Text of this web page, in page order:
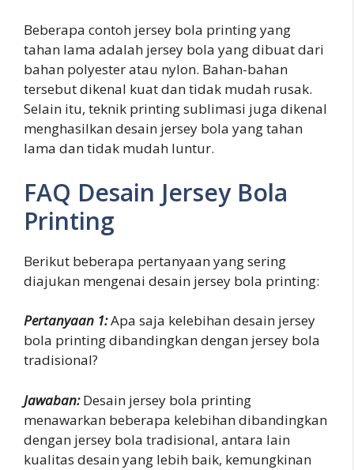
Beberapa contoh jersey bola printing yang
tahan lama adalah jersey bola yang dibuat dari
bahan polyester atau nylon. Bahan-bahan
tersebut dikenal kuat dan tidak mudah rusak.
Selain itu, teknik printing sublimasi juga dikenal
menghasilkan desain jersey bola yang tahan
lama dan tidak mudah luntur.
FAQ Desain Jersey Bola
Printing
Berikut beberapa pertanyaan yang sering
diajukan mengenai desain jersey bola printing:
Pertanyaan 1:Apa saja kelebihan desain jersey
bola printing dibandingkan dengan jersey bola
tradisional?
Jawaban:Desain jersey bola printing
menawarkan beberapa kelebihan dibandingkan
dengan jersey bola tradisional, antara lain
kualitas desain yang lebih baik, kemungkinan